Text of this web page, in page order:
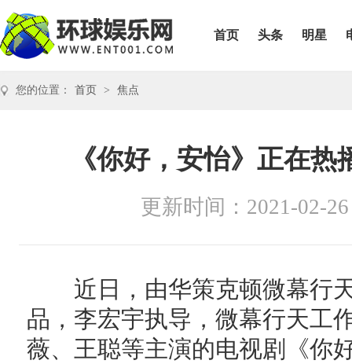
首页 头条 明星
您的位置： 首页 > 焦点
《你好，安怡》正在
更新时间：2021-02-26
近日，由华策克顿微幕行
品，李宏宇执导，微幕行天工
薇、王聪等主演的电视剧《你